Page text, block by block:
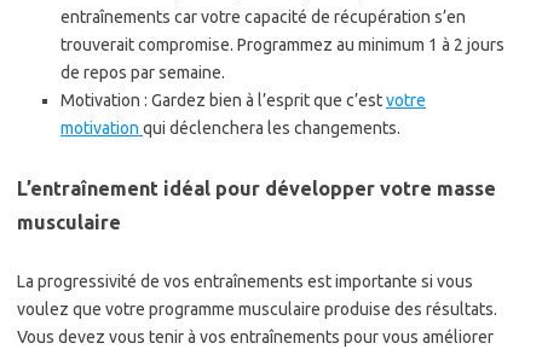
entraînements car votre capacité de récupération s’en
trouverait compromise. Programmez au minimum 1 à 2 jours
de repos par semaine.
Motivation : Gardez bien à l’esprit que c’estvotre
motivation qui déclenchera les changements.
L’entraînement idéal pour développer votre masse
musculaire
La progressivité de vos entraînements est importante si vous
voulez que votre programme musculaire produise des résultats.
Vous devez vous tenir à vos entraînements pour vous améliorer